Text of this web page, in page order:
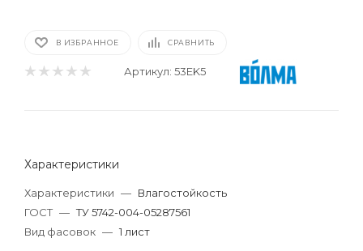
В ИЗБРАННОЕ СРАВНИТЬ
Артикул: 53EK5
Характеристики
Характеристики — Влагостойкость
ГОСТ — ТУ 5742-004-05287561
Вид фасовок — 1 лист